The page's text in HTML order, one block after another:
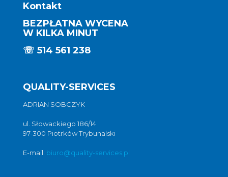
Kontakt
BEZPŁATNA WYCENA
W KILKA MINUT
☏ 514 561 238
QUALITY-SERVICES
ADRIAN SOBCZYK
ul. Słowackiego 186/14
97-300 Piotrków Trybunalski
E-mail: biuro@quality-services.pl